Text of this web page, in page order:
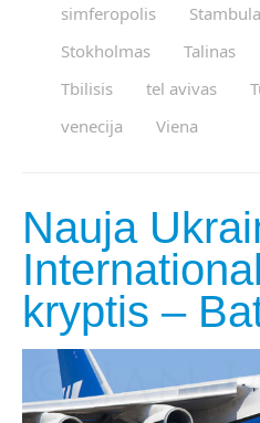
simferopolis
Stokholmas
Talinas
Tbilisis
tel avivas
venecija
Viena
Nauja
kryptis –